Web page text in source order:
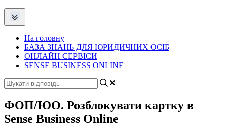
На головну
БАЗА ЗНАНЬ ДЛЯ ЮРИДИЧНИХ ОСІБ
ОНЛАЙН СЕРВІСИ
SENSE BUSINESS ONLINE
ФОП/ЮО. Розблокувати картку в
Sense Business Online